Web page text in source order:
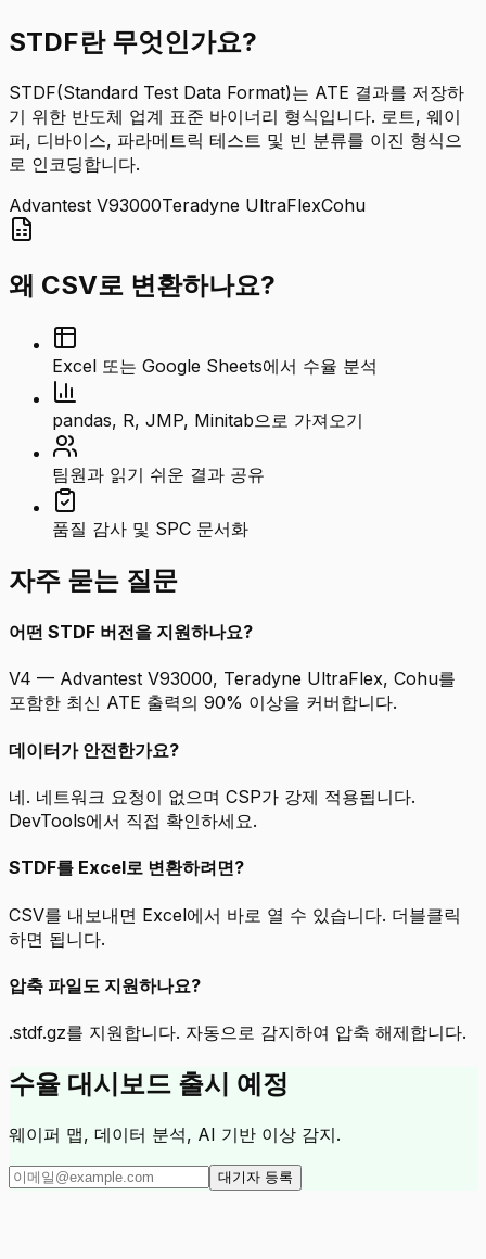
STDF란 무엇인가요?
STDF(Standard Test Data Format)는 ATE 결과를 저장하
기 위한 반도체 업계 표준 바이너리 형식입니다. 로트, 웨이
퍼, 디바이스, 파라메트릭 테스트 및 빈 분류를 이진 형식으
로 인코딩합니다.
Advantest V93000Teradyne UltraFlexCohu
왜 CSV로 변환하나요?
Excel 또는 Google Sheets에서 수율 분석
pandas, R, JMP, Minitab으로 가져오기
팀원과 읽기 쉬운 결과 공유
품질 감사 및 SPC 문서화
자주 묻는 질문
어떤 STDF 버전을 지원하나요?
V4 — Advantest V93000, Teradyne UltraFlex, Cohu를
포함한 최신 ATE 출력의 90% 이상을 커버합니다.
데이터가 안전한가요?
네. 네트워크 요청이 없으며 CSP가 강제 적용됩니다.
DevTools에서 직접 확인하세요.
STDF를 Excel로 변환하려면?
CSV를 내보내면 Excel에서 바로 열 수 있습니다. 더블클릭
하면 됩니다.
압축 파일도 지원하나요?
.stdf.gz를 지원합니다. 자동으로 감지하여 압축 해제합니다.
수율 대시보드 출시 예정
웨이퍼 맵, 데이터 분석, AI 기반 이상 감지.
대기자 등록